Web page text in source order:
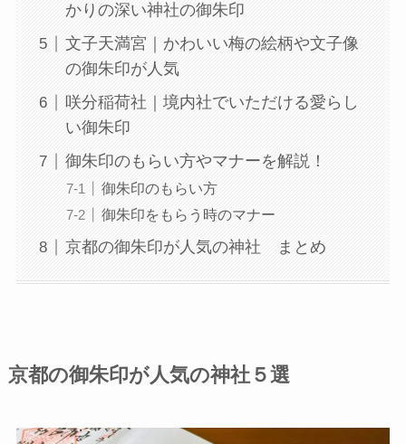
かりの深い神社の御朱印
文子天満宮｜かわいい梅の絵柄や文子像
の御朱印が人気
咲分稲荷社｜境内社でいただける愛らし
い御朱印
御朱印のもらい方やマナーを解説！
御朱印のもらい方
御朱印をもらう時のマナー
京都の御朱印が人気の神社 まとめ
京都の御朱印が人気の神社５選